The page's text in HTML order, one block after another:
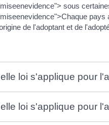
sous
pays
de l'adoptant et de
loi s'applique pour
loi s'applique pour